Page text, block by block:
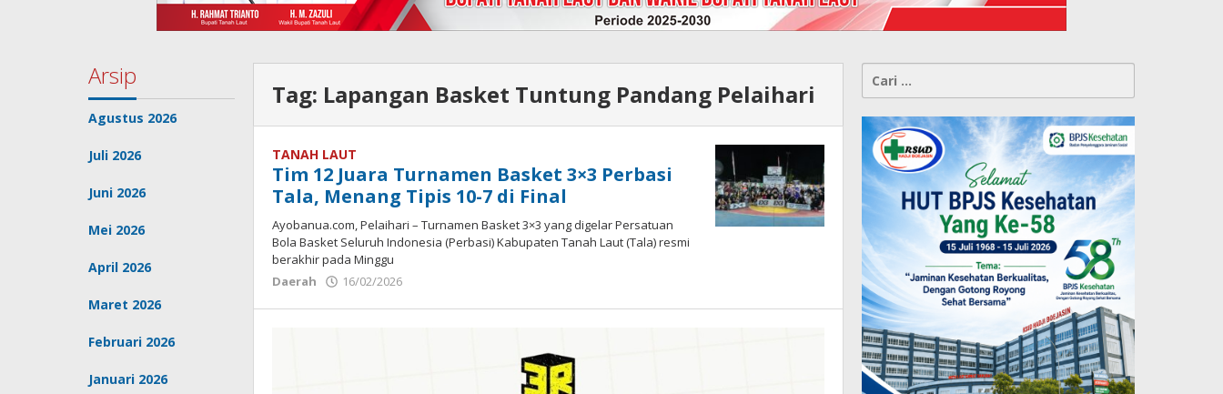
Arsip
Agustus 2026
Juli 2026
Juni 2026
Mei 2026
April 2026
Maret 2026
Februari 2026
Januari 2026
Tag: Lapangan Basket Tuntung Pandang Pelaihari
TANAH LAUT
Tim 12 Juara Turnamen Basket 3×3 Perbasi
Tala, Menang Tipis 10-7 di Final
Ayobanua.com, Pelaihari – Turnamen Basket 3×3 yang digelar Persatuan
Bola Basket Seluruh Indonesia (Perbasi) Kabupaten Tanah Laut (Tala) resmi
berakhir pada Minggu
Daerah
16/02/2026
Cari
untuk: